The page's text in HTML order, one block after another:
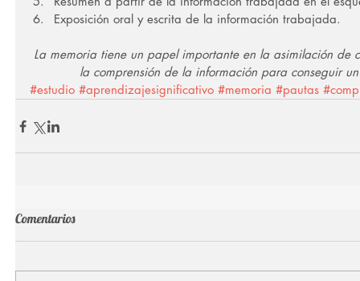
Exposición oral y escrita de la información trabajada.
La memoria tiene un papel importante en la asimilación de
la comprensión de la información para conseguir
#estudio #aprendizajesignificativo #memoria #pautas
Comentarios